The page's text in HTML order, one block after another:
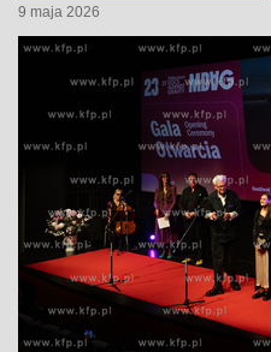
9 maja 2026